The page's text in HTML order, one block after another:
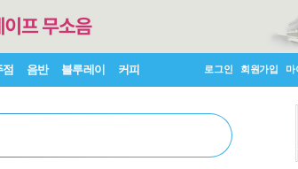
음반 블루레이 커피 로그인 회원가입 마